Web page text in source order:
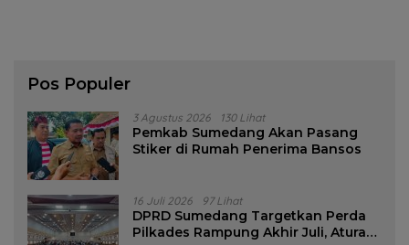
Pos Populer
3 Agustus 2026 130 Lihat
Pemkab Sumedang Akan Pasang
Stiker di Rumah Penerima Bansos
16 Juli 2026 97 Lihat
DPRD Sumedang Targetkan Perda
Pilkades Rampung Akhir Juli, Aturan